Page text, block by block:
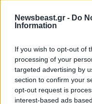
Newsbeast.gr - Do
Information
If you wish to opt-out of
processing of your
targeted advertising by
section to confirm your
opt-out request is
interest-based ads